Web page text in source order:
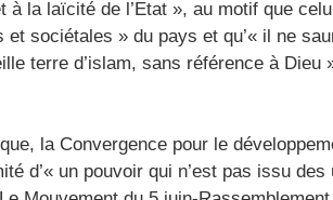
à la laïcité de l’Etat », au motif que
et sociétales » du pays et qu’« il ne
terre d’islam, sans référence à Dieu
la Convergence pour le
d’« un pouvoir qui n’est pas issu